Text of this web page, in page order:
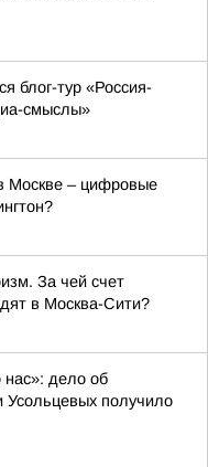
блог-тур «Россия-
смыслы»
Москве – цифровые
За чей счет
в Москва-Сити?
нас»: дело об
Усольцевых получило